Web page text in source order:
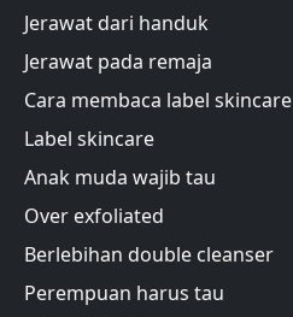
Jerawat dari handuk
Jerawat pada remaja
Cara membaca label skincare
Label skincare
Anak muda wajib tau
Over exfoliated
Berlebihan double cleanser
Perempuan harus tau